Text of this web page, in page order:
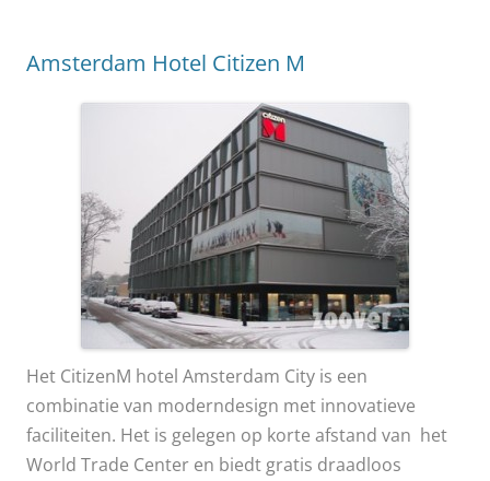
Amsterdam Hotel Citizen M
Het CitizenM hotel Amsterdam City is een
combinatie van moderndesign met innovatieve
faciliteiten. Het is gelegen op korte afstand van het
World Trade Center en biedt gratis draadloos